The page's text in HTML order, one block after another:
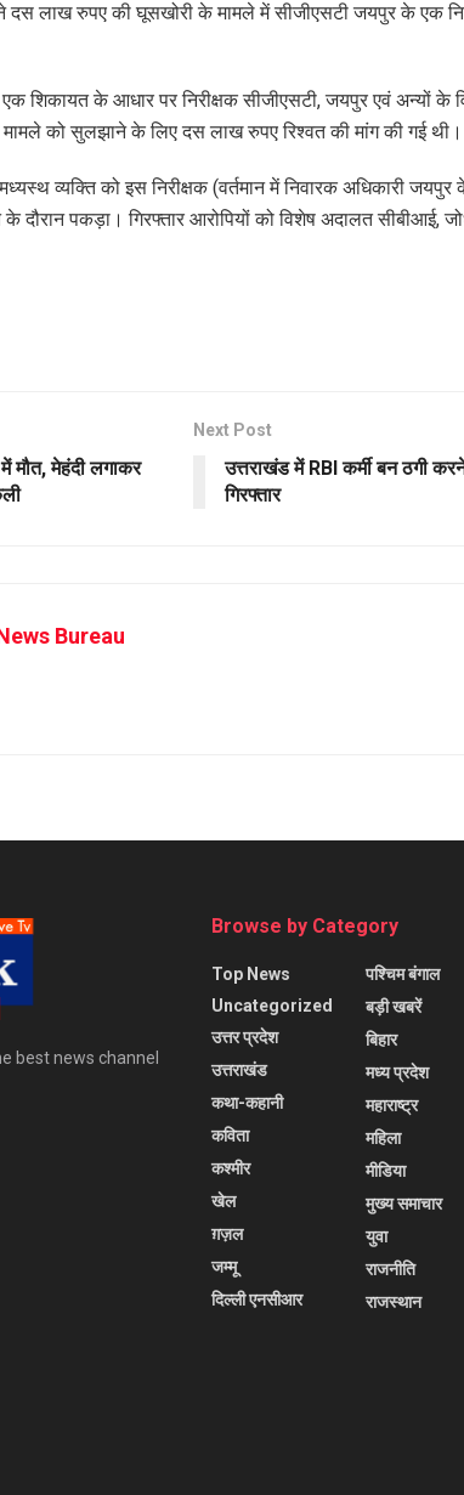
दस लाख रुपए की घूसखोरी के मामले में सीजीएसटी जयपुर के एक
शिकायत के आधार पर निरीक्षक सीजीएसटी, जयपुर एवं अन्यों के
को सुलझाने के लिए दस लाख रुपए रिश्वत की मांग की गई थी।
व्यक्ति को इस निरीक्षक (वर्तमान में निवारक अधिकारी
दौरान पकड़ा। गिरफ्तार आरोपियों को विशेष अदालत सीबीआई,
मौत, मेहंदी लगाकर
Next Post
उत्तराखंड में RBI कर्मी बन ठगी करने
गिरफ्तार
Bureau
best news channel
Browse by Category
Top News
Uncategorized
उत्तर प्रदेश
उत्तराखंड
कथा-कहानी
कविता
कश्मीर
खेल
ग़ज़ल
जम्मू
दिल्ली एनसीआर
पश्चिम बंगाल
बड़ी खबरें
बिहार
मध्य प्रदेश
महाराष्ट्र
महिला
मीडिया
मुख्य समाचार
युवा
राजनीति
राजस्थान